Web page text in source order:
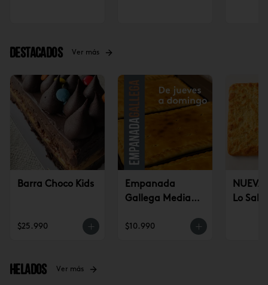
Destacados Ver más
Barra Choco Kids
$25.990
Empanada
Gallega Mediana
domingo)
$10.990
Lo
Helados Ver más